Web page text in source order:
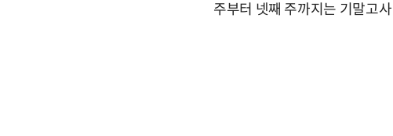
주부터 넷째 주까지는 기말고